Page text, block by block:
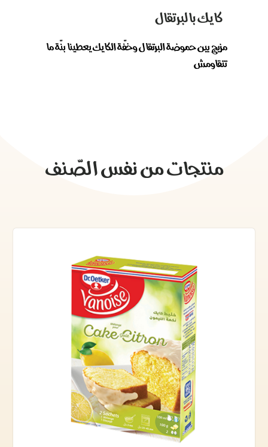
كايك بالبرتقال
مزيج بين حموضة البرتقال وخفّة الكايك يعطينا بنّة ما
تتقاومش
منتجات من نفس الصّنف